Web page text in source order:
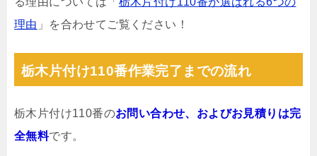
理由 」を合わせてご覧ください！
栃木片付け110番作業完了までの流れ
栃木片付け110番のお問い合わせ、およびお見積りは完
全無料です。